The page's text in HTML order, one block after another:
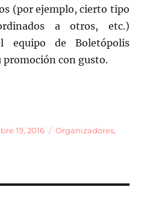
(por ejemplo, cierto tipo
a otros, etc.)
equipo de Boletópolis
promoción con gusto.
19, 2016 Categorías
Organizadores,